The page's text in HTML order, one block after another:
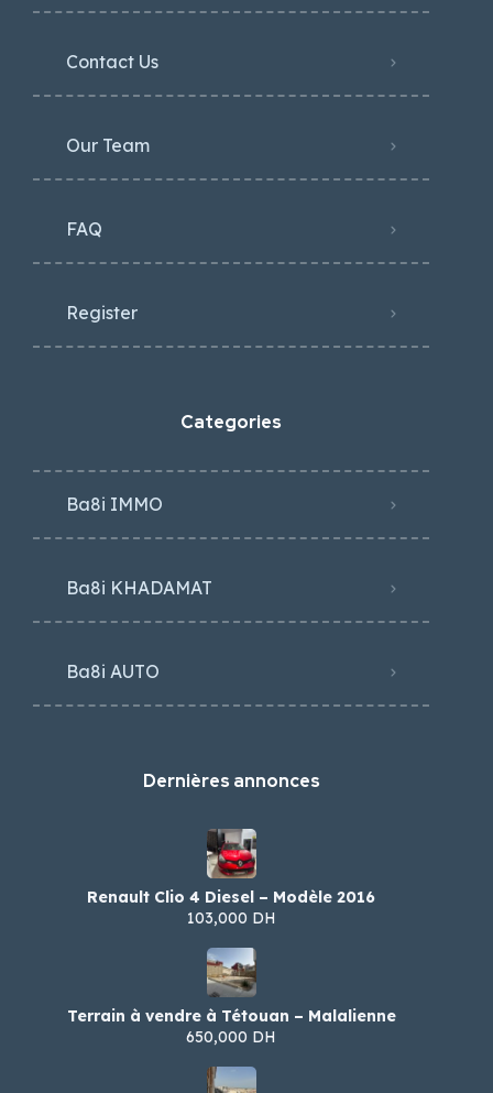
Contact Us
Our Team
FAQ
Register
Categories
Ba8i IMMO
Ba8i KHADAMAT
Ba8i AUTO
Dernières annonces
Renault Clio 4 Diesel – Modèle 2016
103,000 DH
Terrain à vendre à Tétouan – Malalienne
650,000 DH